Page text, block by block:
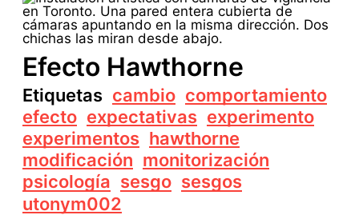
Efecto Hawthorne
Etiquetas cambio comportamiento
efecto expectativas experimento
experimentos hawthorne
modificación monitorización
psicología sesgo sesgos
utonym002